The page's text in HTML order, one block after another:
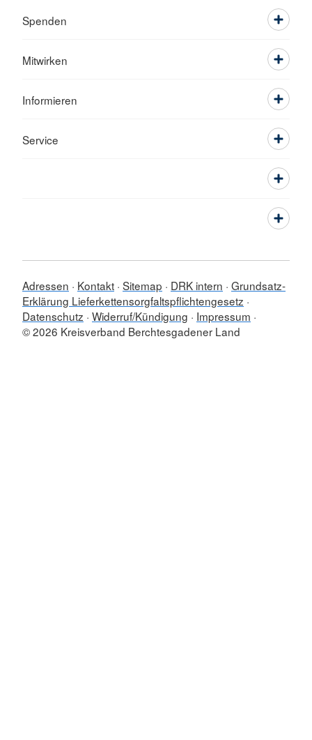
Spenden
Mitwirken
Informieren
Service
Adressen Kontakt Sitemap DRK intern Grundsatz-
Erklärung Lieferkettensorgfaltspflichtengesetz
Datenschutz Widerruf/Kündigung
Impressum
© 2026 Kreisverband Berchtesgadener Land